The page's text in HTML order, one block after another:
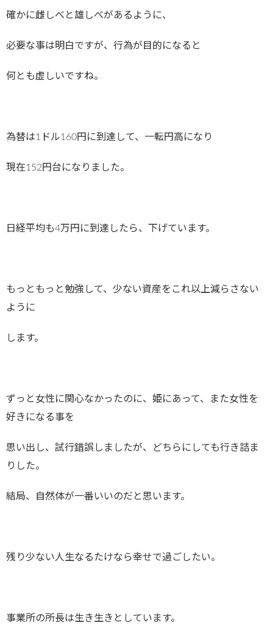
確かに雌しべと雄しべがあるように、
必要な事は明白ですが、行為が目的になると
何とも虚しいですね。
為替は1ドル160円に到達して、一転円高になり
現在152円台になりました。
日経平均も4万円に到達したら、下げています。
もっともっと勉強して、少ない資産をこれ以上減らさない
ように
します。
ずっと女性に関心なかったのに、姫にあって、また女性を
好きになる事を
思い出し、試行錯誤しましたが、どちらにしても行き詰ま
りした。
結局、自然体が一番いいのだと思います。
残り少ない人生なるたけなら幸せで過ごしたい。
事業所の所長は生き生きとしています。